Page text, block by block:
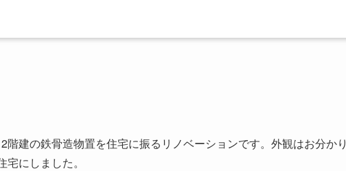
建の鉄骨造物置を住宅に振るリノベーションです。外観はお分かり
にしました。